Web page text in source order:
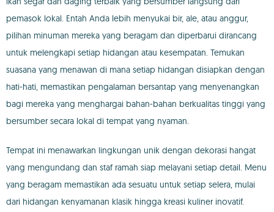
pemasok lokal. Entah Anda lebih menyukai bir, ale, atau anggur,
pilihan minuman mereka yang beragam dan diperbarui dirancang
untuk melengkapi setiap hidangan atau kesempatan. Temukan
suasana yang menawan di mana setiap hidangan disiapkan dengan
hati-hati, memastikan pengalaman bersantap yang menyenangkan
bagi mereka yang menghargai bahan-bahan berkualitas tinggi yang
bersumber secara lokal di tempat yang nyaman.
Tempat ini menawarkan lingkungan unik dengan dekorasi hangat
yang mengundang dan staf ramah siap melayani setiap detail. Menu
yang beragam memastikan ada sesuatu untuk setiap selera, mulai
dari hidangan kenyamanan klasik hingga kreasi kuliner inovatif.